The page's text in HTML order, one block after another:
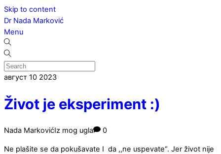
Skip to content
Dr Nada Marković
Menu
август 10 2023
Život je eksperiment :)
Nada MarkovićIz mog ugla 0
Ne plašite se da pokušavate I da ,,ne uspevate“. Jer život nije